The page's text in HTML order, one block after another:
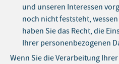
und unseren Interessen
noch nicht feststeht,
haben Sie das Recht, die
Ihrer personenbezogenen
Wenn Sie die Verarbeitung